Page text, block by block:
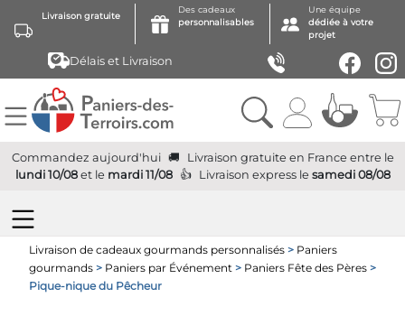
Livraison gratuite
Des cadeaux
personnalisables
Une équipe
dédiée à votre
projet
Délais et Livraison
Commandez aujourd'hui Livraison gratuite en France entre le
lundi 10/08et le mardi 11/08 Livraison expressle samedi 08/08
Livraison de cadeaux gourmands personnalisés > Paniers
gourmands > Paniers par Événement > Paniers Fête des Pères >
Pique-nique du Pêcheur